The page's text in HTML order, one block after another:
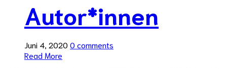
Autor*innen
Juni 4, 2020 0 comments
Read More